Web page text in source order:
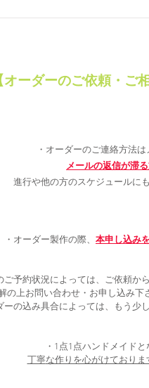
オーダーのご依頼・ご
・オーダーのご連絡方法
メールの返信が滞
進行や他の方のスケジュールに
・オーダー製作の際、 本申し込み
ご予約状況によっては、ご依頼か
の上お問い合わせ・お申し込み
の込み具合によっては、もう少
・1点1点ハンドメイド
丁寧な作りを心がけており